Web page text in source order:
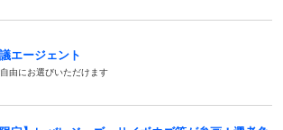
エージェント
由にお選びいただけます